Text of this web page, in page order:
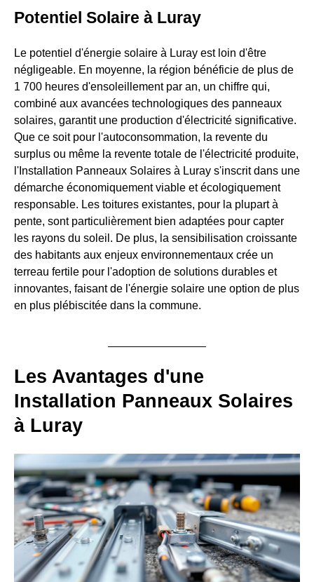
Potentiel Solaire à Luray
Le potentiel d'énergie solaire à Luray est loin d'être
négligeable. En moyenne, la région bénéficie de plus de
1 700 heures d'ensoleillement par an, un chiffre qui,
combiné aux avancées technologiques des panneaux
solaires, garantit une production d'électricité significative.
Que ce soit pour l'autoconsommation, la revente du
surplus ou même la revente totale de l'électricité produite,
l'Installation Panneaux Solaires à Luray s'inscrit dans une
démarche économiquement viable et écologiquement
responsable. Les toitures existantes, pour la plupart à
pente, sont particulièrement bien adaptées pour capter
les rayons du soleil. De plus, la sensibilisation croissante
des habitants aux enjeux environnementaux crée un
terreau fertile pour l'adoption de solutions durables et
innovantes, faisant de l'énergie solaire une option de plus
en plus plébiscitée dans la commune.
Les Avantages d'une
Installation Panneaux Solaires
à Luray